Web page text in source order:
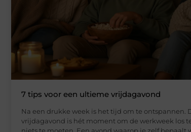
7 tips voor een ultieme vrijdagavond
Na een drukke week is het tijd om te ontspannen.
vrijdagavond is hét moment om de werkweek los